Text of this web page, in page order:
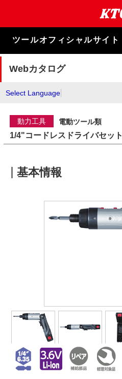
ま
キ
ツールオフィシャルサイト
Webカタログ
Select Language
動力工具 電動ツール類
1/4"コードレスドライバセット
基本情報